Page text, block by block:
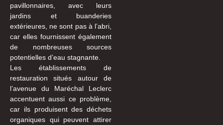
pavillonnaires, avec leurs
jardins et buanderies
extérieures, ne sont pas à l’abri,
car elles fournissent également
de nombreuses sources
potentielles d’eau stagnante.
Les établissements de
restauration situés autour de
l’avenue du Maréchal Leclerc
accentuent aussi ce problème,
car ils produisent des déchets
organiques qui peuvent attirer